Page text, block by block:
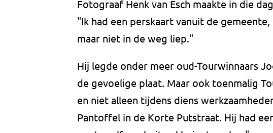
Fotograaf Henk van Esch maakte in die
"Ik had een perskaart vanuit de
maar niet in de weg liep."
Hij legde onder meer oud-Tourwinnaars
de gevoelige plaat. Maar ook toenmalig
en niet alleen tijdens diens
Pantoffel in de Korte Putstraat. Hij had